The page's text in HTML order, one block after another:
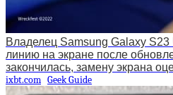
Владелец Samsung Galaxy
линию на экране после
закончилась, замену экрана
ixbt.com Geek Guide